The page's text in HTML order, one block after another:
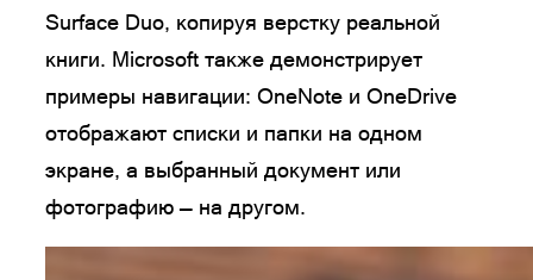
Surface Duo, копируя верстку реальной
книги. Microsoft также демонстрирует
примеры навигации: OneNote и OneDrive
отображают списки и папки на одном
экране, а выбранный документ или
фотографию — на другом.